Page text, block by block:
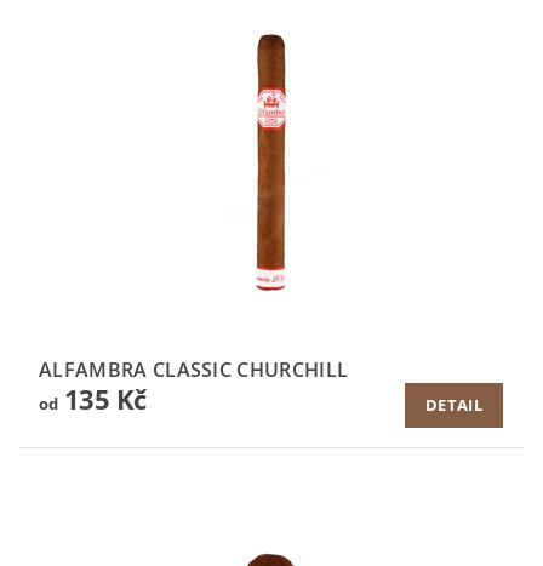
ALFAMBRA CLASSIC CHURCHILL
od135 Kč DETAIL